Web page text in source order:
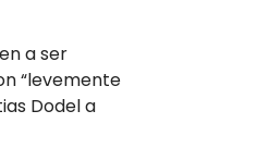
a ser
“levemente
Dodel a